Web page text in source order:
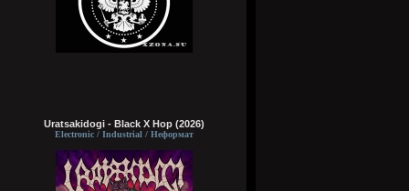
Uratsakidogi - Black X Hop (2026)
Electronic / Industrial / Неформат